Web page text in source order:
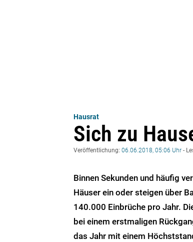
Hausrat
Sich zu
Veröffentlichung: 06.06.2018, 05:06 Uhr -
Binnen Sekunden und häufig
Häuser ein oder steigen über
140.000 Einbrüche pro Jahr.
bei einem erstmaligen
das Jahr mit einem